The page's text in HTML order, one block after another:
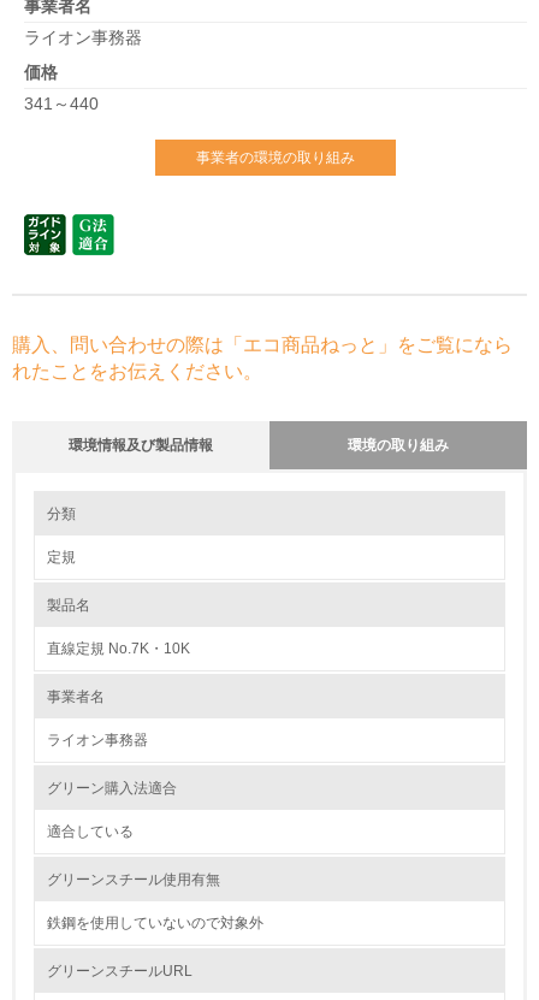
事業者名
ライオン事務器
価格
341～440
事業者の環境の取り組み
購入、問い合わせの際は「エコ商品ねっと」をご覧になら
れたことをお伝えください。
環境情報及び製品情報 環境の取り組み
1.環境取り組み体制
分類
定規
製品名
直線定規 No.7K・10K
事業者名
ライオン事務器
グリーン購入法適合
適合している
グリーンスチール使用有無
鉄鋼を使用していないので対象外
グリーンスチールURL